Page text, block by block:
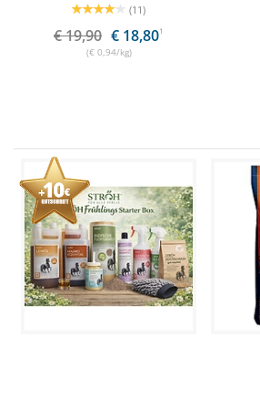
(11)
€ 19,90 € 18,801
(€ 0,94/kg)